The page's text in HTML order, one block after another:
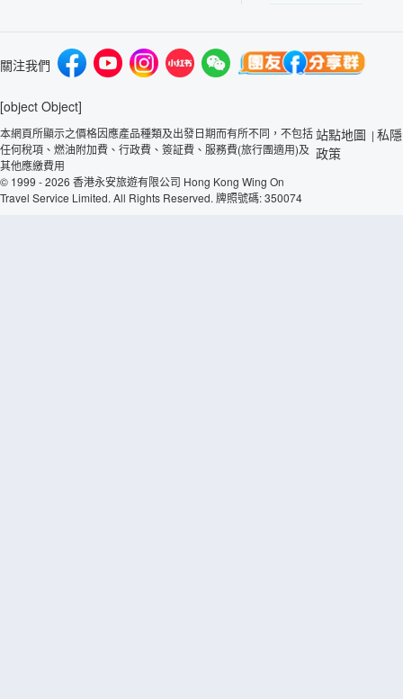
關注我們
[object Object]
本網頁所顯示之價格因應產品種類及出發日期而有所不同，不包括
任何稅項、燃油附加費、行政費、簽証費、服務費(旅行團適用)及
其他應繳費用
© 1999 - 2026 香港永安旅遊有限公司 Hong Kong Wing On
Travel Service Limited. All Rights Reserved. 牌照號碼: 350074
站點地圖 | 私隱
政策